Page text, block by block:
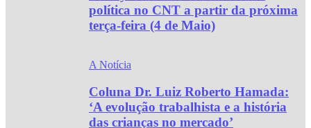
política no CNT a partir da próxima
terça-feira (4 de Maio)
A Notícia
Coluna Dr. Luiz Roberto Hamada:
‘A evolução trabalhista e a história
das crianças no mercado’